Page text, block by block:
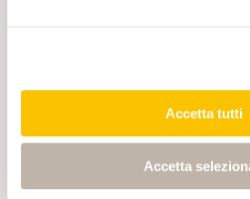
Accetta tutti
Accetta
Nur Nachmittagsprogramm:
Begleitperson: CHF 65.00.
Durchführung: April bis
möglich auf Voranmeldung.
März nur mittwochs, 14.15 Uhr